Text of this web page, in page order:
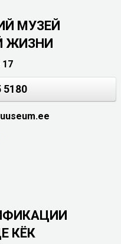
МУЗЕЙ
ЖИЗНИ
17
5180
КЁК